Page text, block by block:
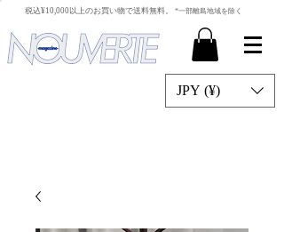
​税込¥10,000以上のお買い物で送料無料。 *一部離島地域を除く
JPY (¥)